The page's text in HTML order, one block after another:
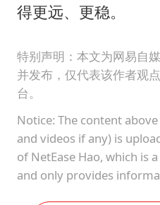
得更远、更稳。
特别声明：本文为网易自
并发布，仅代表该作者观
台。
Notice: The content
and videos if any) is
of NetEase Hao, which is
and only provides